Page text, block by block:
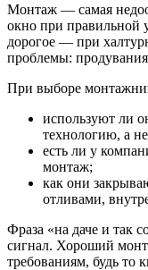
Монтаж — самая
окно при правильной
дорогое — при
проблемы:
При выборе
используют ли
технологию, а
есть ли у
монтаж;
как они
отливами,
Фраза «на даче и так
сигнал. Хороший
требованиям, будь то